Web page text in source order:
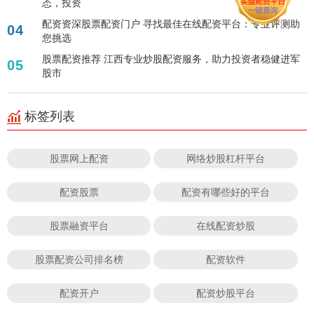
04
配资资深股票配资门户 寻找最佳在线配资平台：专业评测助
您挑选
05
股票配资推荐 江西专业炒股配资服务，助力投资者稳健进军
股市
标签列表
股票网上配资 网络炒股杠杆平台
配资股票 配资有哪些好的平台
股票融资平台 在线配资炒股
股票配资公司排名榜 配资软件
配资开户 配资炒股平台